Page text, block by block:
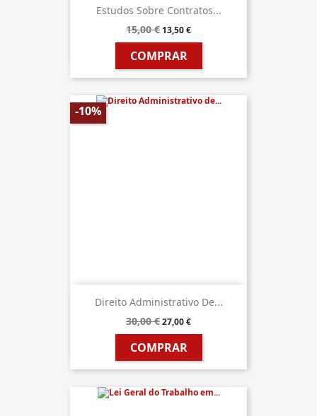
Estudos Sobre Contratos...
15,00 € 13,50 €
COMPRAR
Direito Administrativo De...
30,00 €27,00 €
COMPRAR
-10%